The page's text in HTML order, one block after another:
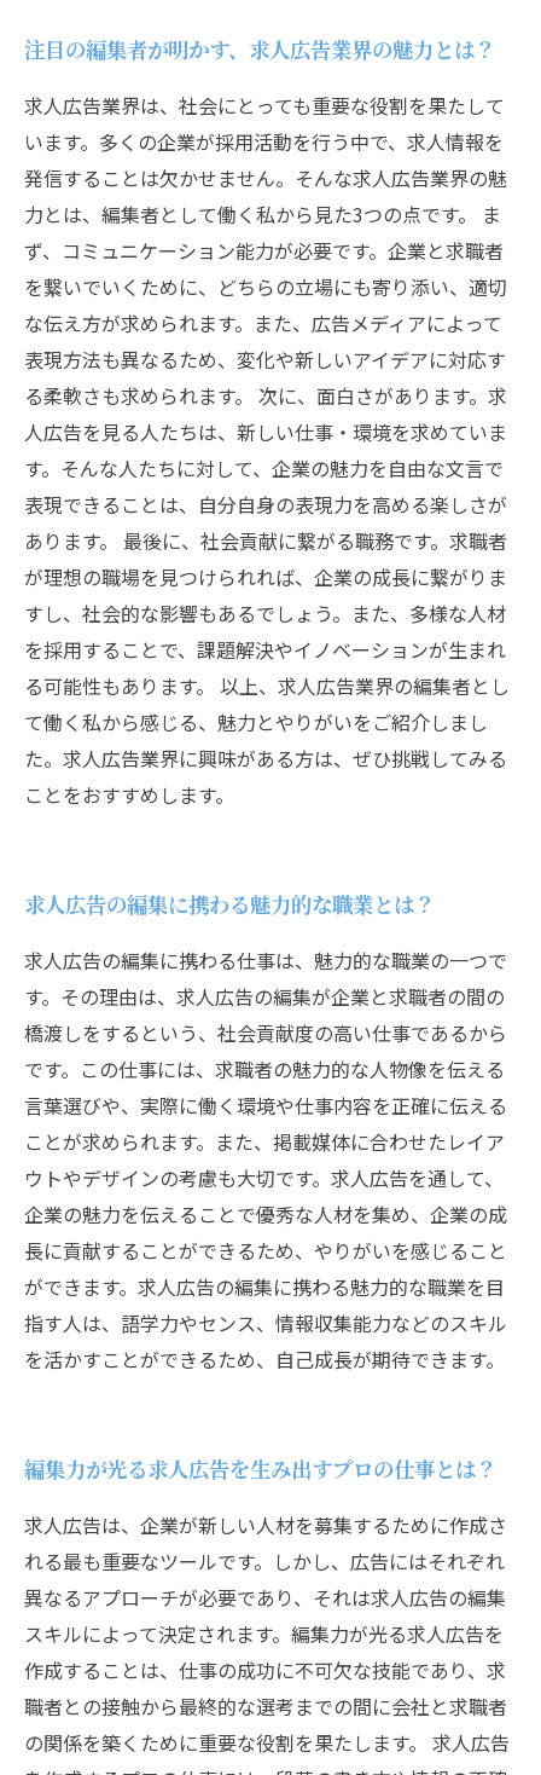
注目の編集者が明かす、求人広告業界の魅力とは？
求人広告業界は、社会にとっても重要な役割を果たして
います。多くの企業が採用活動を行う中で、求人情報を
発信することは欠かせません。そんな求人広告業界の魅
力とは、編集者として働く私から見た3つの点です。 ま
ず、コミュニケーション能力が必要です。企業と求職者
を繋いでいくために、どちらの立場にも寄り添い、適切
な伝え方が求められます。また、広告メディアによって
表現方法も異なるため、変化や新しいアイデアに対応す
る柔軟さも求められます。 次に、面白さがあります。求
人広告を見る人たちは、新しい仕事・環境を求めていま
す。そんな人たちに対して、企業の魅力を自由な文言で
表現できることは、自分自身の表現力を高める楽しさが
あります。 最後に、社会貢献に繋がる職務です。求職者
が理想の職場を見つけられれば、企業の成長に繋がりま
すし、社会的な影響もあるでしょう。また、多様な人材
を採用することで、課題解決やイノベーションが生まれ
る可能性もあります。 以上、求人広告業界の編集者とし
て働く私から感じる、魅力とやりがいをご紹介しまし
た。求人広告業界に興味がある方は、ぜひ挑戦してみる
ことをおすすめします。
求人広告の編集に携わる魅力的な職業とは？
求人広告の編集に携わる仕事は、魅力的な職業の一つで
す。その理由は、求人広告の編集が企業と求職者の間の
橋渡しをするという、社会貢献度の高い仕事であるから
です。この仕事には、求職者の魅力的な人物像を伝える
言葉選びや、実際に働く環境や仕事内容を正確に伝える
ことが求められます。また、掲載媒体に合わせたレイア
ウトやデザインの考慮も大切です。求人広告を通して、
企業の魅力を伝えることで優秀な人材を集め、企業の成
長に貢献することができるため、やりがいを感じること
ができます。求人広告の編集に携わる魅力的な職業を目
指す人は、語学力やセンス、情報収集能力などのスキル
を活かすことができるため、自己成長が期待できます。
編集力が光る求人広告を生み出すプロの仕事とは？
求人広告は、企業が新しい人材を募集するために作成さ
れる最も重要なツールです。しかし、広告にはそれぞれ
異なるアプローチが必要であり、それは求人広告の編集
スキルによって決定されます。編集力が光る求人広告を
作成することは、仕事の成功に不可欠な技能であり、求
職者との接触から最終的な選考までの間に会社と求職者
の関係を築くために重要な役割を果たします。 求人広告